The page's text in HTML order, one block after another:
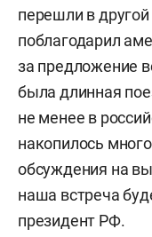
перешли в
поблагодарил
за предложение
была длинная
не менее в
накопилось
обсуждения на
наша встреча
президент РФ.